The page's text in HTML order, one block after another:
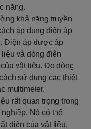
năng.
khả năng truyền
áp dụng điện áp
Điện áp được áp
và dòng điện
vật liệu. Đo dòng
sử dụng các thiết
multimeter.
rất quan trọng trong
Nó có thể
điện của vật liệu,